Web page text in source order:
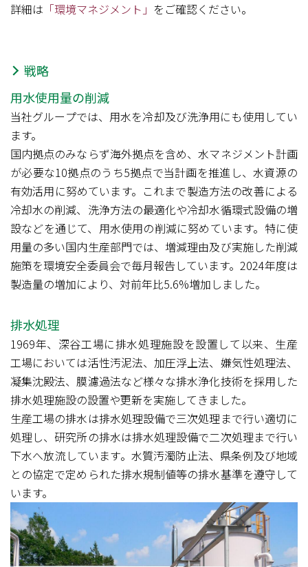
詳細は 「環境マネジメント」 をご確認ください。
戦略
用水使用量の削減
当社グループでは、用水を冷却及び洗浄用にも使用してい
ます。
国内拠点のみならず海外拠点を含め、水マネジメント計画
が必要な10拠点のうち5拠点で当計画を推進し、水資源の
有効活用に努めています。これまで製造方法の改善による
冷却水の削減、洗浄方法の最適化や冷却水循環式設備の増
設などを通じて、用水使用の削減に努めています。特に使
用量の多い国内生産部門では、増減理由及び実施した削減
施策を環境安全委員会で毎月報告しています。2024年度は
製造量の増加により、対前年比5.6%増加しました。
排水処理
1969年、深谷工場に排水処理施設を設置して以来、生産
工場においては活性汚泥法、加圧浮上法、嫌気性処理法、
凝集沈殿法、膜濾過法など様々な排水浄化技術を採用した
排水処理施設の設置や更新を実施してきました。
生産工場の排水は排水処理設備で三次処理まで行い適切に
処理し、研究所の排水は排水処理設備で二次処理まで行い
下水へ放流しています。水質汚濁防止法、県条例及び地域
との協定で定められた排水規制値等の排水基準を遵守して
います。